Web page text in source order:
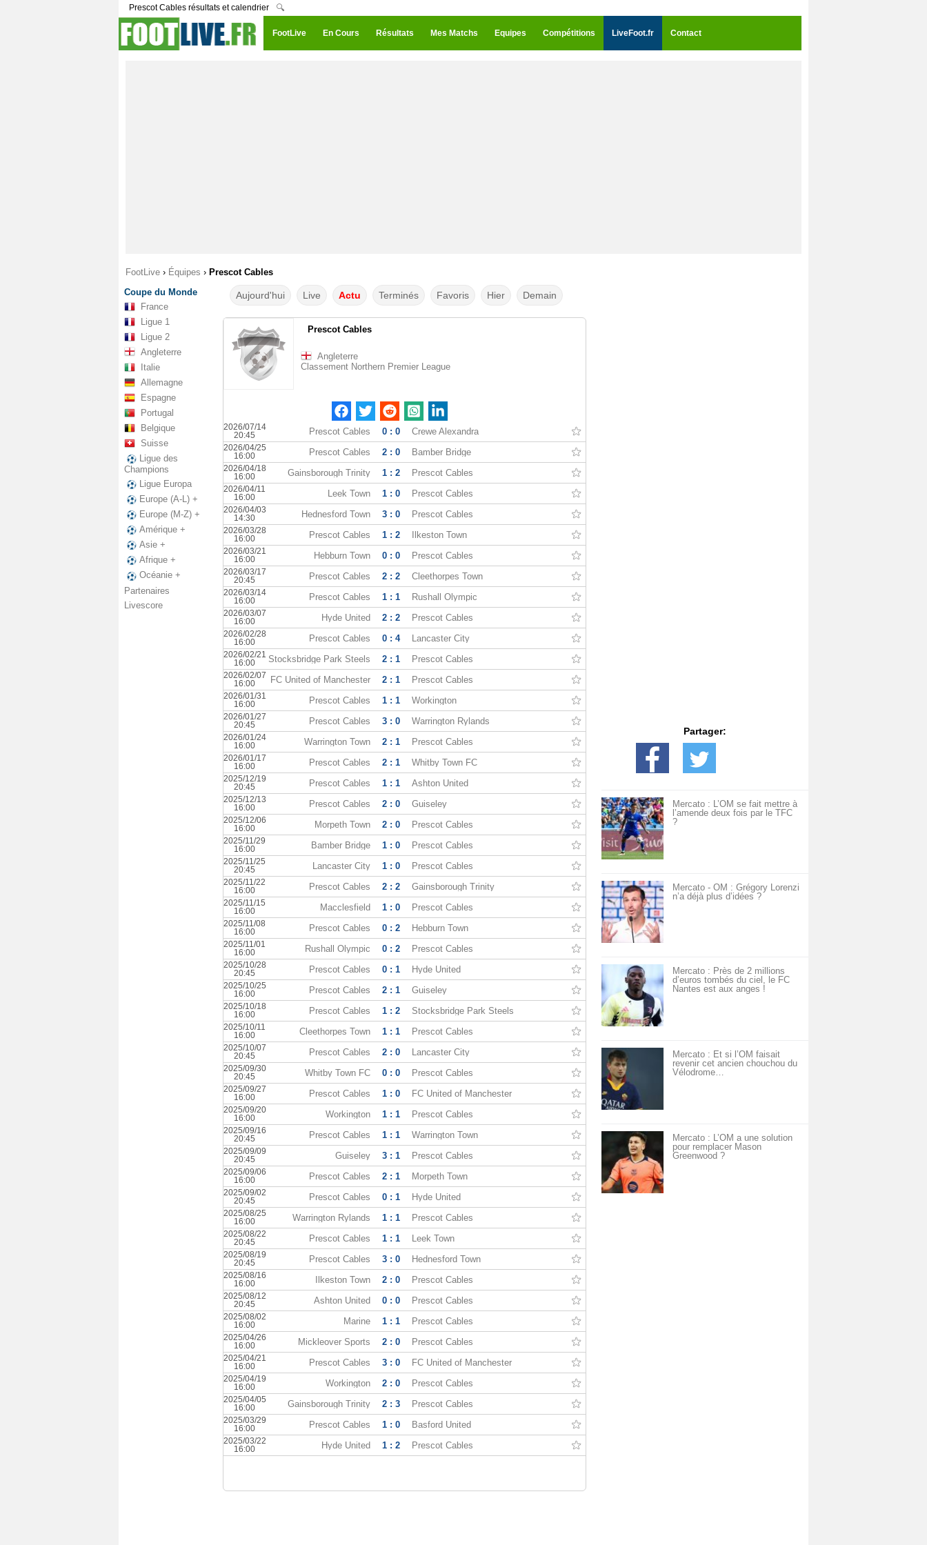
Prescot Cables résultats et calendrier 🔍
FootLive En Cours Résultats Mes Matchs Equipes Compétitions LiveFoot.fr Contact
FootLive › Équipes › Prescot Cables
Coupe du Monde
France
Ligue 1
Ligue 2
Angleterre
Italie
Allemagne
Espagne
Portugal
Belgique
Suisse
Ligue des
Champions
Ligue Europa
Europe (A-L) +
Europe (M-Z) +
Amérique +
Asie +
Afrique +
Océanie +
Partenaires
Livescore
Aujourd'hui Live Actu Terminés Favoris Hier Demain
Prescot Cables
Angleterre
Classement Northern Premier League
2026/07/14
20:45
Prescot Cables 0 : 0 Crewe Alexandra
2026/04/25
16:00
Prescot Cables 2 : 0 Bamber Bridge
2026/04/18
16:00
Gainsborough Trinity 1 : 2 Prescot Cables
2026/04/11
16:00
Leek Town 1 : 0 Prescot Cables
2026/04/03
14:30
Hednesford Town 3 : 0 Prescot Cables
2026/03/28
16:00
Prescot Cables 1 : 2 Ilkeston Town
2026/03/21
16:00
Hebburn Town 0 : 0 Prescot Cables
2026/03/17
20:45
Prescot Cables 2 : 2 Cleethorpes Town
2026/03/14
16:00
Prescot Cables 1 : 1 Rushall Olympic
2026/03/07
16:00
Hyde United 2 : 2 Prescot Cables
2026/02/28
16:00
Prescot Cables 0 : 4 Lancaster City
2026/02/21
16:00
Stocksbridge Park Steels 2 : 1 Prescot Cables
2026/02/07
16:00
FC United of Manchester 2 : 1 Prescot Cables
2026/01/31
16:00
Prescot Cables 1 : 1 Workington
2026/01/27
20:45
Prescot Cables 3 : 0 Warrington Rylands
2026/01/24
16:00
Warrington Town 2 : 1 Prescot Cables
2026/01/17
16:00
Prescot Cables 2 : 1 Whitby Town FC
2025/12/19
20:45
Prescot Cables 1 : 1 Ashton United
2025/12/13
16:00
Prescot Cables 2 : 0 Guiseley
2025/12/06
16:00
Morpeth Town 2 : 0 Prescot Cables
2025/11/29
16:00
Bamber Bridge 1 : 0 Prescot Cables
2025/11/25
20:45
Lancaster City 1 : 0 Prescot Cables
2025/11/22
16:00
Prescot Cables 2 : 2 Gainsborough Trinity
2025/11/15
16:00
Macclesfield 1 : 0 Prescot Cables
2025/11/08
16:00
Prescot Cables 0 : 2 Hebburn Town
2025/11/01
16:00
Rushall Olympic 0 : 2 Prescot Cables
2025/10/28
20:45
Prescot Cables 0 : 1 Hyde United
2025/10/25
16:00
Prescot Cables 2 : 1 Guiseley
2025/10/18
16:00
Prescot Cables 1 : 2 Stocksbridge Park Steels
2025/10/11
16:00
Cleethorpes Town 1 : 1 Prescot Cables
2025/10/07
20:45
Prescot Cables 2 : 0 Lancaster City
2025/09/30
20:45
Whitby Town FC 0 : 0 Prescot Cables
2025/09/27
16:00
Prescot Cables 1 : 0 FC United of Manchester
2025/09/20
16:00
Workington 1 : 1 Prescot Cables
2025/09/16
20:45
Prescot Cables 1 : 1 Warrington Town
2025/09/09
20:45
Guiseley 3 : 1 Prescot Cables
2025/09/06
16:00
Prescot Cables 2 : 1 Morpeth Town
2025/09/02
20:45
Prescot Cables 0 : 1 Hyde United
2025/08/25
16:00
Warrington Rylands 1 : 1 Prescot Cables
2025/08/22
20:45
Prescot Cables 1 : 1 Leek Town
2025/08/19
20:45
Prescot Cables 3 : 0 Hednesford Town
2025/08/16
16:00
Ilkeston Town 2 : 0 Prescot Cables
2025/08/12
20:45
Ashton United 0 : 0 Prescot Cables
2025/08/02
16:00
Marine 1 : 1 Prescot Cables
2025/04/26
16:00
Mickleover Sports 2 : 0 Prescot Cables
2025/04/21
16:00
Prescot Cables 3 : 0 FC United of Manchester
2025/04/19
16:00
Workington 2 : 0 Prescot Cables
2025/04/05
16:00
Gainsborough Trinity 2 : 3 Prescot Cables
2025/03/29
16:00
Prescot Cables 1 : 0 Basford United
2025/03/22
16:00
Hyde United 1 : 2 Prescot Cables
Partager:
Mercato : L’OM se fait mettre à
l’amende deux fois par le TFC
?
Mercato - OM : Grégory Lorenzi
n’a déjà plus d’idées ?
Mercato : Près de 2 millions
d’euros tombés du ciel, le FC
Nantes est aux anges !
Mercato : Et si l’OM faisait
revenir cet ancien chouchou du
Vélodrome…
Mercato : L’OM a une solution
pour remplacer Mason
Greenwood ?